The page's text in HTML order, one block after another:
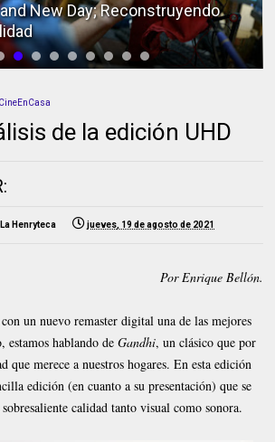
New Day; Reconstruyendo
CineEnCasa
de la edición UHD
Henryteca jueves, 19 de agosto de 2021
Por Enrique Bellón.
un nuevo remaster digital una de las mejores
estamos hablando de Gandhi, un clásico que por
que merece a nuestros hogares. En esta edición
edición (en cuanto a su presentación) que se
calidad tanto visual como sonora.